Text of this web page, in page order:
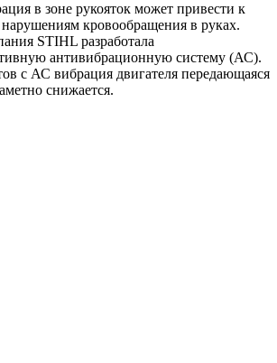
в зоне рукояток может привести к
кровообращения в руках.
STIHL разработала
антивибрационную систему (АС).
с АС вибрация двигателя передающаяся
снижается.